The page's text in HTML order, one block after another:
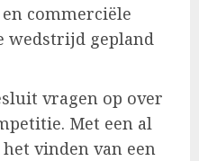
commerciële
wedstrijd gepland
vragen op over
Met een al
vinden van een